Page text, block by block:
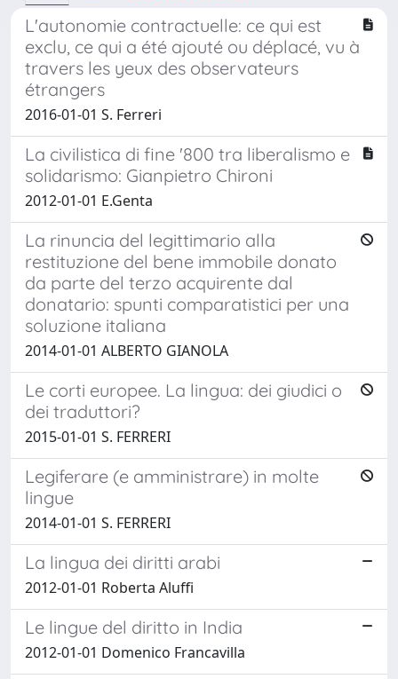
L'autonomie contractuelle: ce qui est
exclu, ce qui a été ajouté ou déplacé, vu à
travers les yeux des observateurs
étrangers
2016-01-01 S. Ferreri
La civilistica di fine '800 tra liberalismo e
solidarismo: Gianpietro Chironi
2012-01-01 E.Genta
La rinuncia del legittimario alla
restituzione del bene immobile donato
da parte del terzo acquirente dal
donatario: spunti comparatistici per una
soluzione italiana
2014-01-01 ALBERTO GIANOLA
Le corti europee. La lingua: dei giudici o
dei traduttori?
2015-01-01 S. FERRERI
Legiferare (e amministrare) in molte
lingue
2014-01-01 S. FERRERI
La lingua dei diritti arabi
2012-01-01 Roberta Aluffi
Le lingue del diritto in India
2012-01-01 Domenico Francavilla